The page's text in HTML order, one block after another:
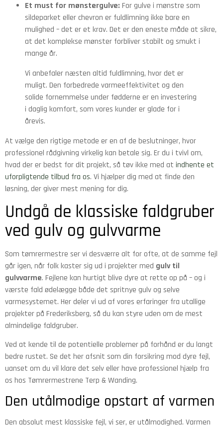
Et must for mønstergulve: For gulve i mønstre som
sildeparket eller chevron er fuldlimning ikke bare en
mulighed – det er et krav. Det er den eneste måde at sikre,
at det komplekse mønster forbliver stabilt og smukt i
mange år.
Vi anbefaler næsten altid fuldlimning, hvor det er
muligt. Den forbedrede varmeeffektivitet og den
solide fornemmelse under fødderne er en investering
i daglig komfort, som vores kunder er glade for i
årevis.
At vælge den rigtige metode er en af de beslutninger, hvor
professionel rådgivning virkelig kan betale sig. Er du i tvivl om,
hvad der er bedst for dit projekt, så tøv ikke med at indhente et
uforpligtende tilbud fra os. Vi hjælper dig med at finde den
løsning, der giver mest mening for dig.
Undgå de klassiske faldgruber
ved gulv og gulvvarme
Som tømrermestre ser vi desværre alt for ofte, at de samme fejl
går igen, når folk kaster sig ud i projekter med gulv til
gulvvarme. Fejlene kan hurtigt blive dyre at rette op på – og i
værste fald ødelægge både det spritnye gulv og selve
varmesystemet. Her deler vi ud af vores erfaringer fra utallige
projekter på Frederiksberg, så du kan styre uden om de mest
almindelige faldgruber.
Ved at kende til de potentielle problemer på forhånd er du langt
bedre rustet. Se det her afsnit som din forsikring mod dyre fejl,
uanset om du vil klare det selv eller have professionel hjælp fra
os hos Tømrermestrene Terp & Wanding.
Den utålmodige opstart af varmen
Den absolut mest klassiske fejl, vi ser, er utålmodighed. Varmen